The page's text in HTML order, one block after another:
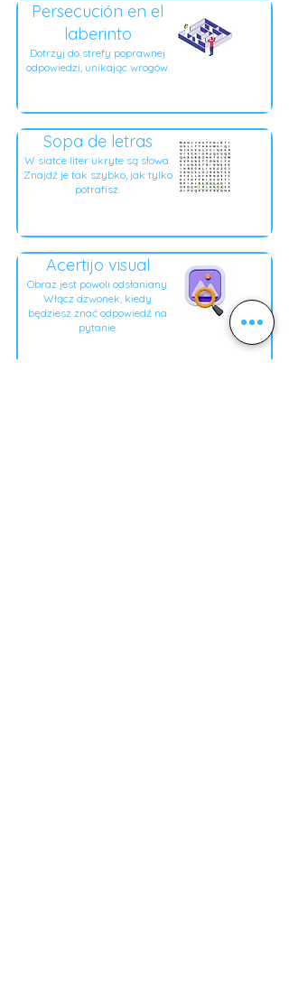
Persecución en el
laberinto
Dotrzyj do strefy poprawnej
odpowiedzi, unikając wrogów.
Sopa de letras
W siatce liter ukryte są słowa.
Znajdź je tak szybko, jak tylko
potrafisz.
Acertijo visual
Obraz jest powoli odsłaniany.
Włącz dzwonek, kiedy
będziesz znać odpowiedź na
pytanie.